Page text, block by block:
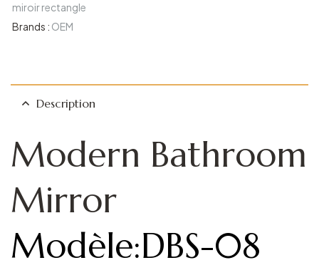
miroir rectangle
Brands : OEM
Description
Modern Bathroom
Mirror
Modèle:DBS-08